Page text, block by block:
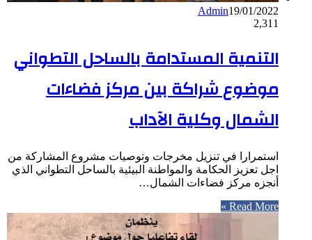
Admin19/01/2022
2,311
التنمية المستدامة بالساحل التطواني
موضوع شراكة بين مركز فضاءات
الشمال وكلية الآداب
استمرارا في تنزيل مخرجات وتوصيات مشروع المشاركة من
اجل تعزيز الحكامة والمواطنة البيئية بالساحل التطواني الذي
أنجزه مركز فضاءات الشمال…
Read More »